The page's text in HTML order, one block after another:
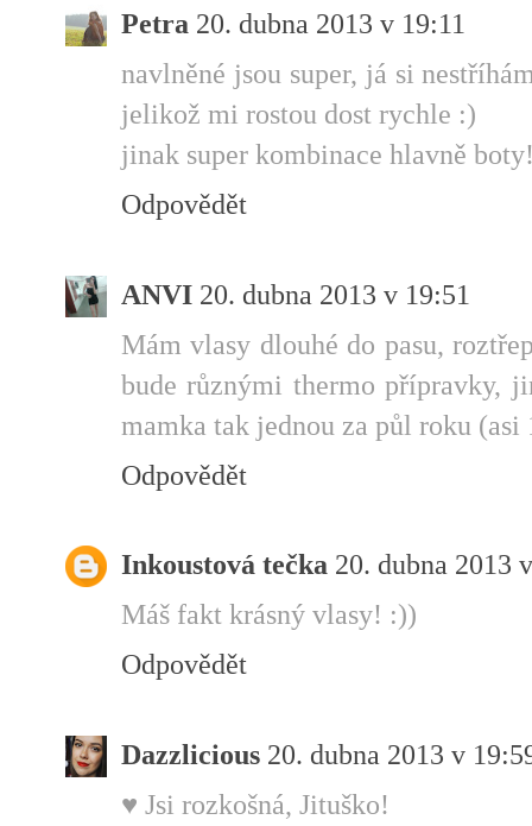
Petra 20. dubna 2013 v 19:11
navlněné jsou super, já si
jelikož mi rostou dost rychle :)
jinak super kombinace hlavně
Odpovědět
ANVI 20. dubna 2013 v 19:51
Mám vlasy dlouhé do pasu,
bude různými thermo přípravky,
mamka tak jednou za půl roku (asi
Odpovědět
Inkoustová tečka 20. dubna 2013
Máš fakt krásný vlasy! :))
Odpovědět
Dazzlicious 20. dubna 2013 v
♥ Jsi rozkošná, Jituško!